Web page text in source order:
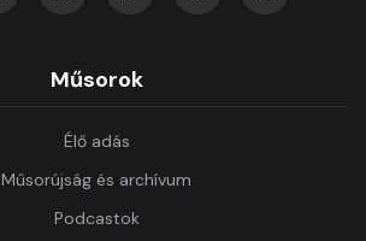
Műsorok
Élő adás
Műsorújság és archívum
Podcastok